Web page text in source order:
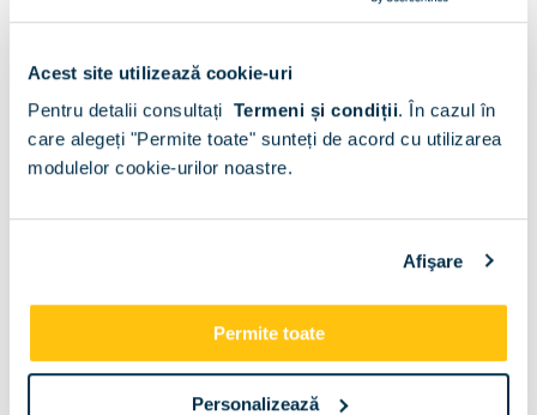
Acest site utilizează cookie-uri
Pentru detalii consultați Termeni și condiții. În cazul în
care alegeți "Permite toate" sunteți de acord cu utilizarea
modulelor cookie-urilor noastre.
Afişare
Permite toate
Personalizează